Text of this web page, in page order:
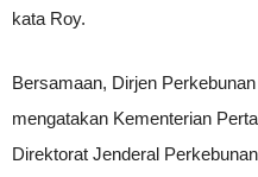
kata Roy.
Bersamaan, Dirjen
mengatakan Kementerian
Direktorat Jenderal